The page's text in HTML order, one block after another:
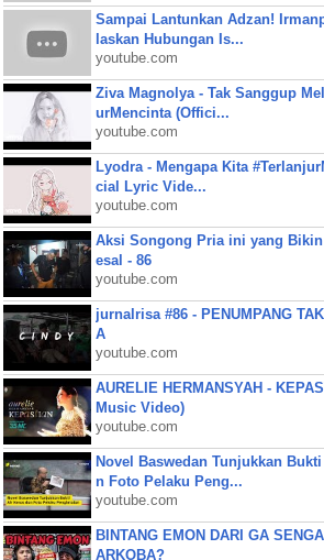
Sampai Lantunkan Adzan!
laskan Hubungan Is...
youtube.com
Ziva Magnolya - Tak Sanggup
urMencinta (Offici...
youtube.com
Lyodra - Mengapa Kita
cial Lyric Vide...
youtube.com
Aksi Songong Pria ini yang
esal - 86
youtube.com
jurnalrisa #86 - PENUMPANG
A
youtube.com
AURELIE HERMANSYAH -
Music Video)
youtube.com
Novel Baswedan Tunjukkan
n Foto Pelaku Peng...
youtube.com
BINTANG EMON DARI GA
ARKOBA?